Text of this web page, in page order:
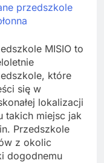
przedszkole
MISIO to
które
się w
lokalizacji
takich miejsc jak
Przedszkole
z okolic
dogodnemu